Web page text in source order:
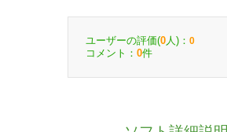
ユーザーの評価(0 人)： 0
コメント： 0件